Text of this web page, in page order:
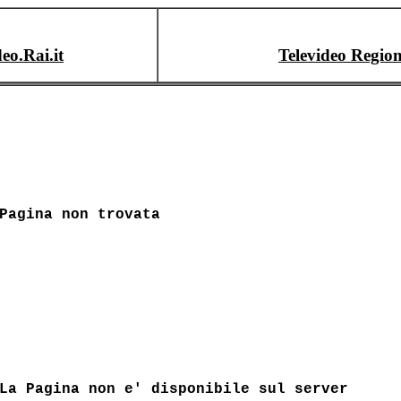
Televideo
Pagina non trovata
La Pagina non e' disponibile sul server